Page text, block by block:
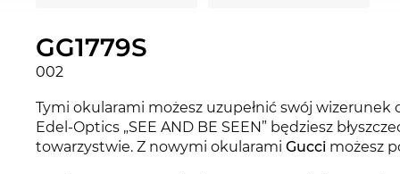
GG1779S
002
Tymi okularami możesz uzupełnić swój
Edel-Optics „SEE AND BE SEEN” będziesz
towarzystwie. Z nowymi okularami Gucci możesz